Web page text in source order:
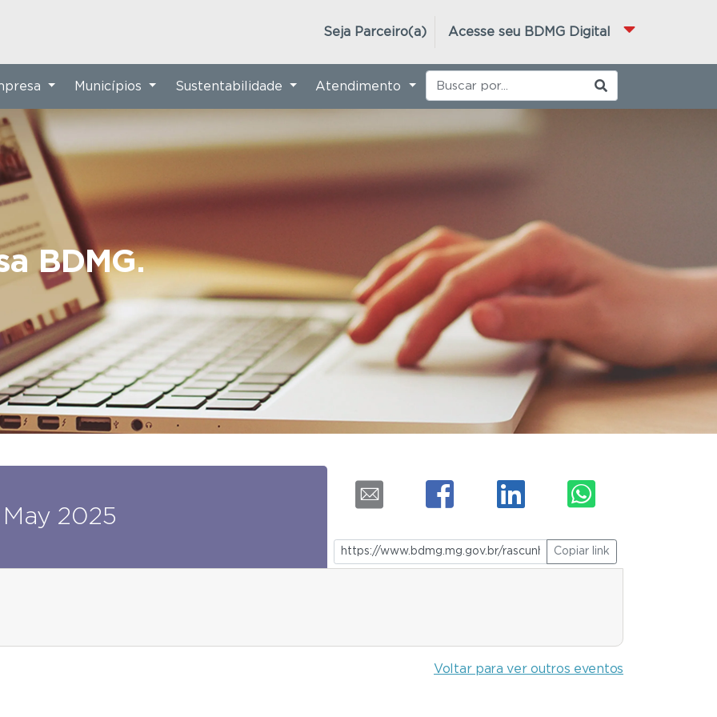
Acesse seu BDMG Digital
Seja Parceiro(a)
BDMG.
Municípios Sustentabilidade Atendimento
May 2025
Copiar link
Voltar para ver outros eventos